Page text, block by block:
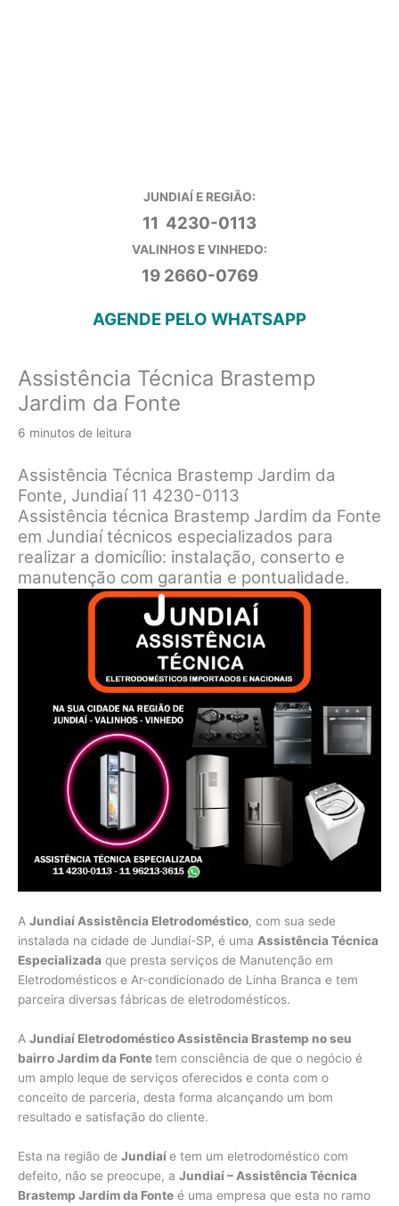
JUNDIAÍ E REGIÃO:
11 4230-0113
VALINHOS E VINHEDO:
19 2660-0769
AGENDE PELO WHATSAPP
Assistência Técnica Brastemp
Jardim da Fonte
6 minutos de leitura
Assistência Técnica Brastemp Jardim da
Fonte, Jundiaí 11 4230-0113
Assistência técnica Brastemp Jardim da Fonte
em Jundiaí técnicos especializados para
realizar a domicílio: instalação, conserto e
manutenção com garantia e pontualidade.
A Jundiaí Assistência Eletrodoméstico, com sua sede
instalada na cidade de Jundiaí-SP, é uma Assistência Técnica
Especializada que presta serviços de Manutenção em
Eletrodomésticos e Ar-condicionado de Linha Branca e tem
parceira diversas fábricas de eletrodomésticos.
A Jundiaí Eletrodoméstico Assistência Brastemp no seu
bairro Jardim da Fontetem consciência de que o negócio é
um amplo leque de serviços oferecidos e conta com o
conceito de parceria, desta forma alcançando um bom
resultado e satisfação do cliente.
Esta na região de Jundiaíe tem um eletrodoméstico com
defeito, não se preocupe, a Jundiaí – Assistência Técnica
Brastemp Jardim da Fonte é uma empresa que esta no ramo